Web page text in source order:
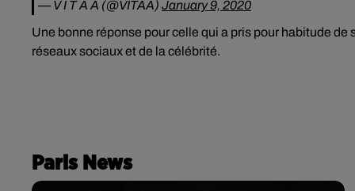
— V I T A A (@VITAA) January 9, 2020
Une bonne réponse pour celle qui a pris pour habitude de
réseaux sociaux et de la célébrité.
Paris News